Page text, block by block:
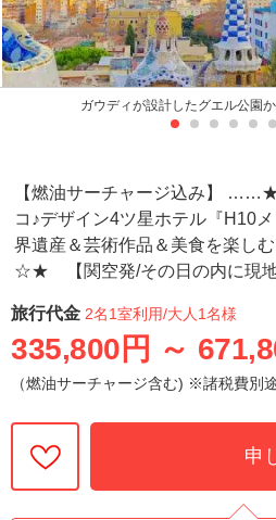
ガウディが設計したグエル公園
【燃油サーチャージ込み】
コ♪デザイン4ツ星ホテル『H10
界遺産＆芸術作品＆美食を楽し
☆★ 【関空発/その日の内に現地
旅行代金 2名1室利用/大人1名様
335,800円 ～
（燃油サーチャージ含む) ※諸税費別
申